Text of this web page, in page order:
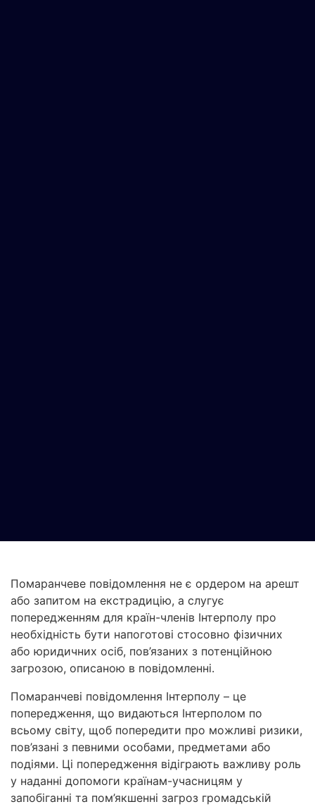
Помаранчеве повідомлення не є ордером на арешт
або запитом на екстрадицію, а слугує
попередженням для країн-членів Інтерполу про
необхідність бути напоготові стосовно фізичних
або юридичних осіб, пов’язаних з потенційною
загрозою, описаною в повідомленні.
Помаранчеві повідомлення Інтерполу – це
попередження, що видаються Інтерполом по
всьому світу, щоб попередити про можливі ризики,
пов’язані з певними особами, предметами або
подіями. Ці попередження відіграють важливу роль
у наданні допомоги країнам-учасницям у
запобіганні та пом’якшенні загроз громадській